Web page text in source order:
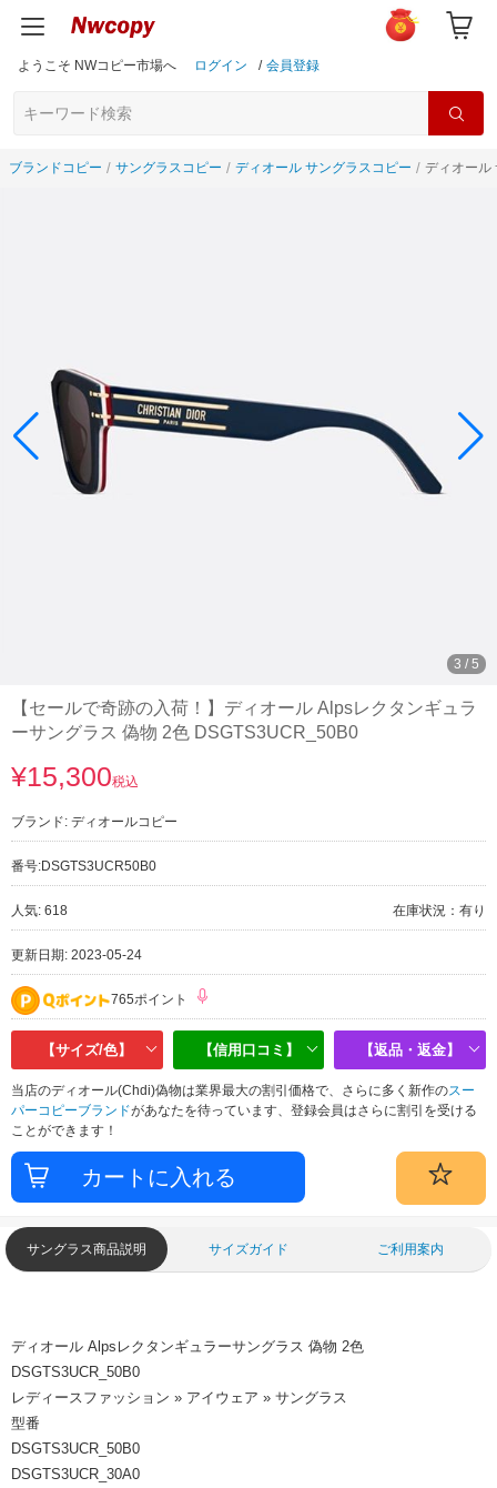
ようこそ NWコピー市場へ ログイン / 会員登録
ブランドコピー サングラスコピー ディオール サングラスコピー ディオール
3 / 5
【セールで奇跡の入荷！】ディオール Alpsレクタンギュラ
ーサングラス 偽物 2色 DSGTS3UCR_50B0
¥15,300税込
ブランド: ディオールコピー
番号:DSGTS3UCR50B0
人気: 618 在庫状況：有り
更新日期: 2023-05-24
765ポイント
【サイズ/色】 【信用口コミ】 【返品・返金】
当店のディオール(Chdi)偽物は業界最大の割引価格で、さらに多く新作のスー
パーコピーブランドがあなたを待っています、登録会員はさらに割引を受ける
ことができます！
サングラス商品説明 サイズガイド ご利用案内
ディオール Alpsレクタンギュラーサングラス 偽物 2色
DSGTS3UCR_50B0
レディースファッション » アイウェア » サングラス
型番
DSGTS3UCR_50B0
DSGTS3UCR_30A0